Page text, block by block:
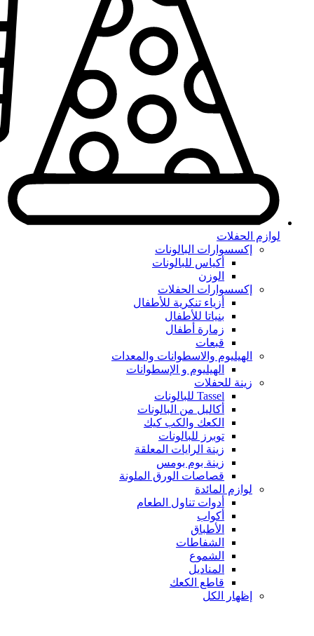
لوازم الحفلات
إكسسوارات البالونات
أكياس للبالونات
الوزن
إكسسوارات الحفلات
أزياء تنكرية للأطفال
بنياتا للأطفال
زمارة أطفال
قبعات
الهيليوم والاسطوانات والمعدات
الهيليوم و الإسطوانات
زينة للحفلات
Tassel للبالونات
أكاليل من البالونات
الكعك والكب كيك
توبرز للبالونات
زينة الرايات المعلقة
زينة بوم بومس
قصاصات الورق الملونة
لوازم المائدة
أدوات تناول الطعام
أكواب
الأطباق
الشفاطات
الشموع
المناديل
قاطع الكعك
إظهار الكل